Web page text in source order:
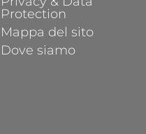
Protection
Mappa del sito
Dove siamo